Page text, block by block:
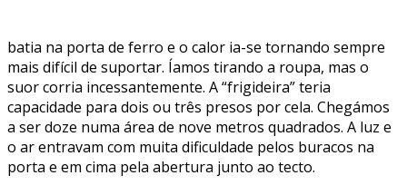
batia na porta de ferro e o calor ia-se tornando sempre
mais difícil de suportar. Íamos tirando a roupa, mas o
suor corria incessantemente. A “frigideira” teria
capacidade para dois ou três presos por cela. Chegámos
a ser doze numa área de nove metros quadrados. A luz e
o ar entravam com muita dificuldade pelos buracos na
porta e em cima pela abertura junto ao tecto.